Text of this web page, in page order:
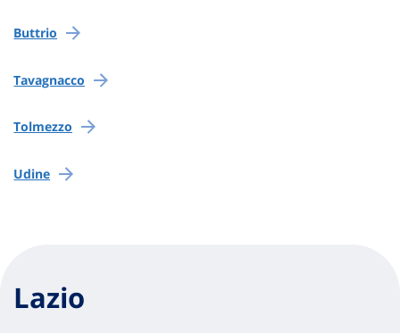
Buttrio
Tavagnacco
Tolmezzo
Udine
Lazio